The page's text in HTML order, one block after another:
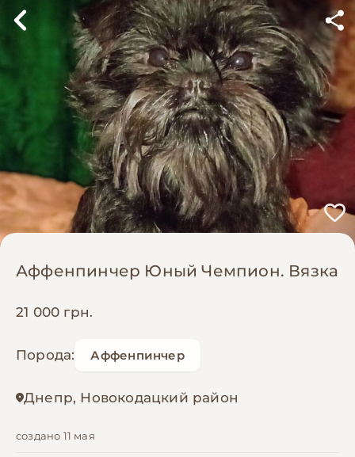
Аффенпинчер Юный Чемпион. Вязка
21 000 грн.
Порода: Аффенпинчер
Днепр, Новокодацкий район
создано 11 мая